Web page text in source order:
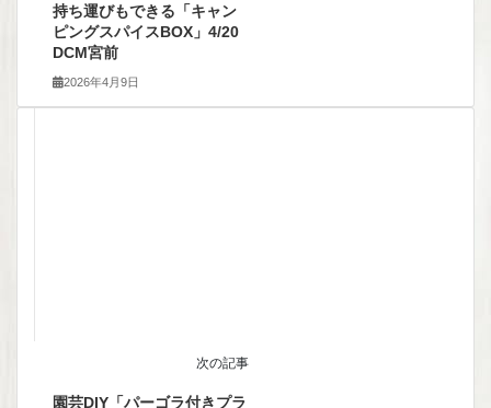
持ち運びもできる「キャン
ピングスパイスBOX」4/20
DCM宮前
2026年4月9日
次の記事
園芸DIY「パーゴラ付きプラ